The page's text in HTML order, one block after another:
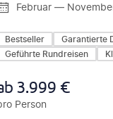
Februar —
Bestseller
Garantierte
Geführte Rundreisen
3.999 €
Person